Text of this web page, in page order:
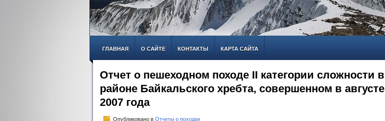
ГЛАВНАЯ О САЙТЕ КОНТАКТЫ КАРТА САЙТА
Отчет о пешеходном походе II категории сложности в
районе Байкальского хребта, совершенном в августе
2007 года
Опубликовано в Отчеты о походах